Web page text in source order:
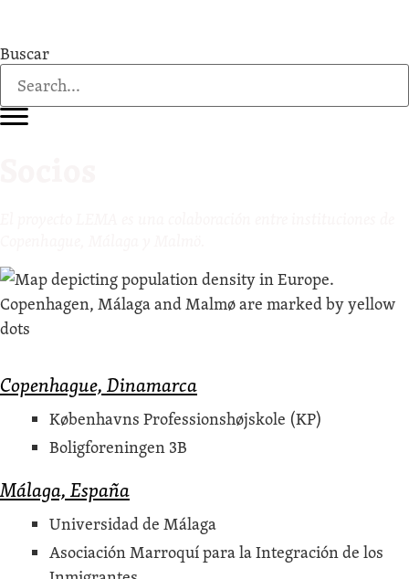
Buscar
Copenhague, Dinamarca
Køben­havns Pro­fes­sion­shøjskole (KP)
Bolig­forenin­gen 3B
Málaga, España
Uni­ver­si­dad de Málaga
Aso­ciación Mar­ro­quí para la Inte­gración de los